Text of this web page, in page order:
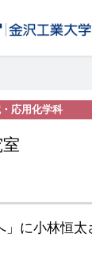
応用化学科
」に小林恒